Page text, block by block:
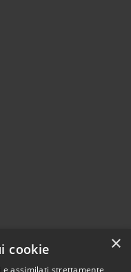
×
cookie
e assimilati strettamente